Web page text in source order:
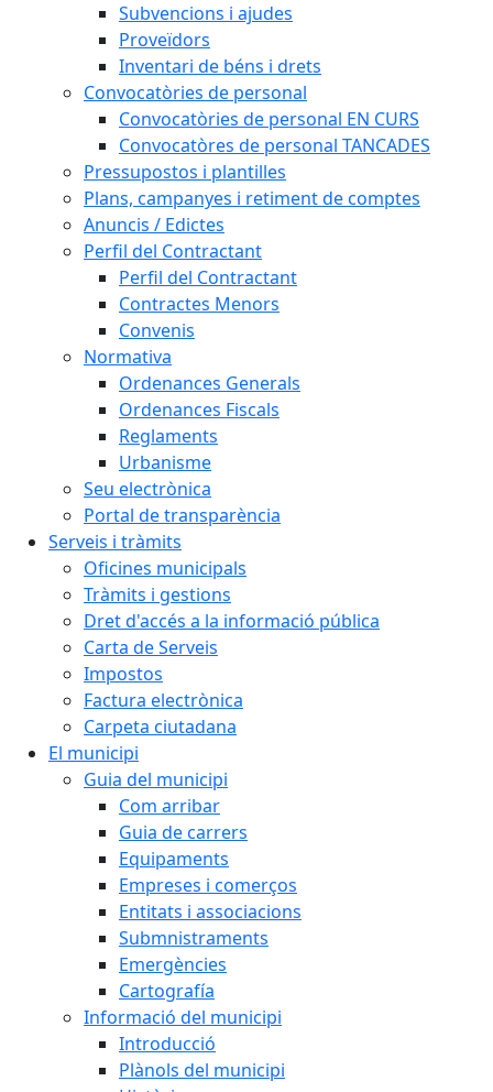
Subvencions i ajudes
Proveïdors
Inventari de béns i drets
Convocatòries de personal
Convocatòries de personal EN CURS
Convocatòres de personal TANCADES
Pressupostos i plantilles
Plans, campanyes i retiment de comptes
Anuncis / Edictes
Perfil del Contractant
Perfil del Contractant
Contractes Menors
Convenis
Normativa
Ordenances Generals
Ordenances Fiscals
Reglaments
Urbanisme
Seu electrònica
Portal de transparència
Serveis i tràmits
Oficines municipals
Tràmits i gestions
Dret d'accés a la informació pública
Carta de Serveis
Impostos
Factura electrònica
Carpeta ciutadana
El municipi
Guia del municipi
Com arribar
Guia de carrers
Equipaments
Empreses i comerços
Entitats i associacions
Submnistraments
Emergències
Cartografía
Informació del municipi
Introducció
Plànols del municipi